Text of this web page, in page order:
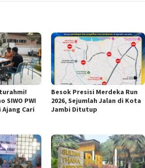
SIWO PWI
Cari
Besok Presisi Merdeka Run
2026, Sejumlah Jalan di Kota
Jambi Ditutup